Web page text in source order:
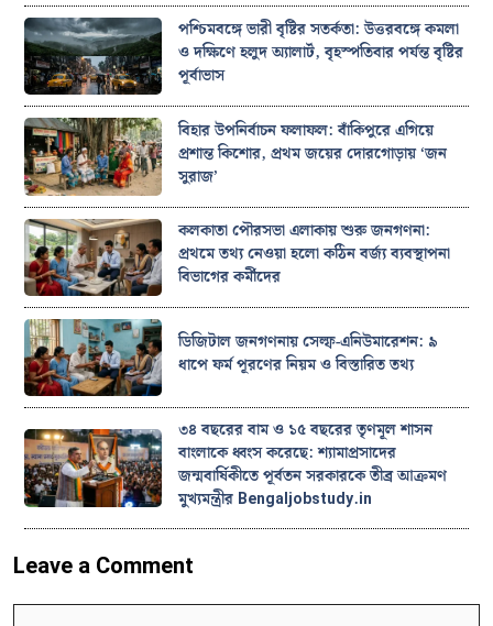
পশ্চিমবঙ্গে ভারী বৃষ্টির সতর্কতা: উত্তরবঙ্গে কমলা
ও দক্ষিণে হলুদ অ্যালার্ট, বৃহস্পতিবার পর্যন্ত বৃষ্টির
পূর্বাভাস
বিহার উপনির্বাচন ফলাফল: বাঁকিপুরে এগিয়ে
প্রশান্ত কিশোর, প্রথম জয়ের দোরগোড়ায় ‘জন
সুরাজ’
কলকাতা পৌরসভা এলাকায় শুরু জনগণনা:
প্রথমে তথ্য নেওয়া হলো কঠিন বর্জ্য ব্যবস্থাপনা
বিভাগের কর্মীদের
ডিজিটাল জনগণনায় সেল্ফ-এনিউমারেশন: ৯
ধাপে ফর্ম পূরণের নিয়ম ও বিস্তারিত তথ্য
৩৪ বছরের বাম ও ১৫ বছরের তৃণমূল শাসন
বাংলাকে ধ্বংস করেছে: শ্যামাপ্রসাদের
জন্মবার্ষিকীতে পূর্বতন সরকারকে তীব্র আক্রমণ
মুখ্যমন্ত্রীর Bengaljobstudy.in
Leave a Comment